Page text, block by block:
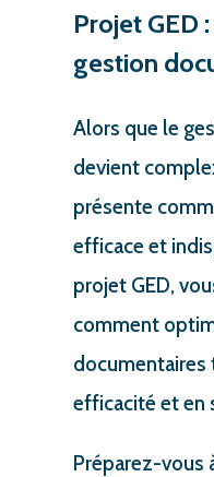
Projet GED
gestion
Alors que le
devient
présente
efficace et
projet GED,
comment
documentaires
efficacité et en
Préparez-vous